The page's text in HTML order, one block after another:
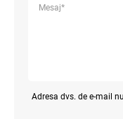
Adresa dvs. de e-mail